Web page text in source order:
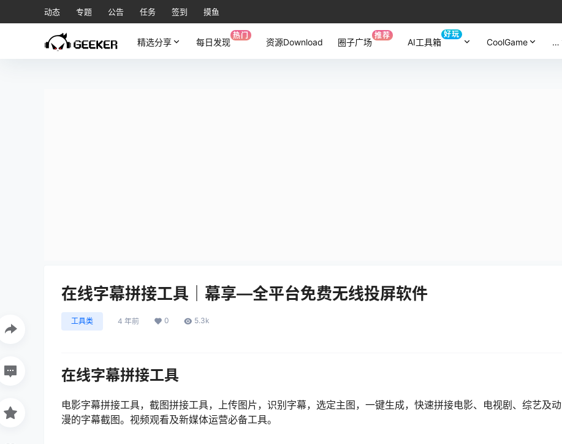
动态 专题 公告 任务 签到 摸鱼
精选分享 每日发现
热门
资源Download 圈子广场
推荐
AI工具箱
好玩
CoolGame …
在线字幕拼接工具｜幕享—全平台免费无线投屏软件
工具类 4 年前 0 5.3k
在线字幕拼接工具
电影字幕拼接工具，截图拼接工具，上传图片，识别字幕，选定主图，一键生成，快速拼接电影、电视剧、综艺及动
漫的字幕截图。视频观看及新媒体运营必备工具。